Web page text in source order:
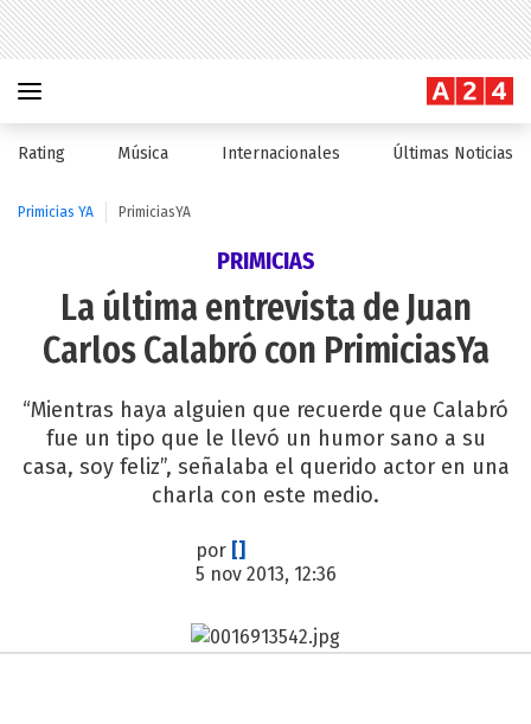
Rating Música Internacionales Últimas Noticias
Primicias YA PrimiciasYA
PRIMICIAS
La última entrevista de Juan
Carlos Calabró con PrimiciasYa
“Mientras haya alguien que recuerde que Calabró
fue un tipo que le llevó un humor sano a su
casa, soy feliz”, señalaba el querido actor en una
charla con este medio.
por []
5 nov 2013, 12:36